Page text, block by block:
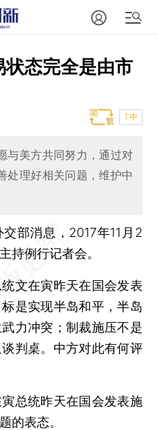
态完全是由市
T中
与美方共同努力，通过对
处理好相关问题，维护中
交部消息，2017年11月2
持例行记者会。
文在寅昨天在国会发表
是实现半岛和平，半岛
力冲突；制裁施压不是
判桌。中方对此有何评
总统昨天在国会发表施
的表态。